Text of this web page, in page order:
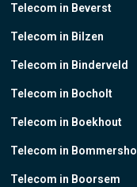
Telecom in Beverst
Telecom in Bilzen
Telecom in Binderveld
Telecom in Bocholt
Telecom in Boekhout
Telecom in
Telecom in Boorsem